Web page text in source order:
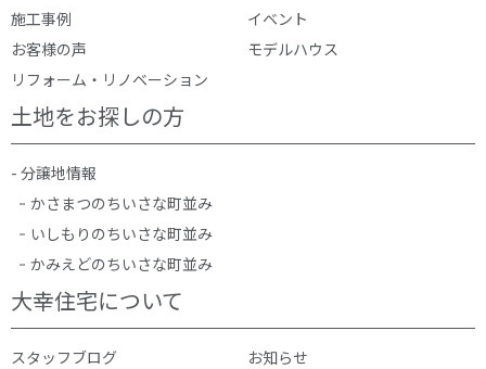
施工事例
イベント
お客様の声
モデルハウス
リフォーム・リノベーション
土地をお探しの方
- 分譲地情報
かさまつのちいさな町並み
いしもりのちいさな町並み
かみえどのちいさな町並み
大幸住宅について
スタッフブログ
お知らせ